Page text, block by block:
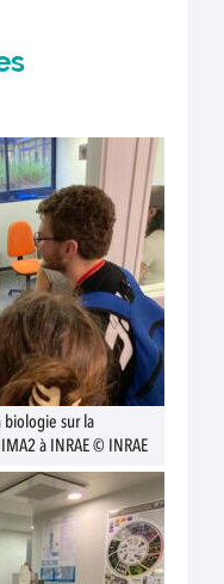
biologie sur la
à INRAE © INRAE